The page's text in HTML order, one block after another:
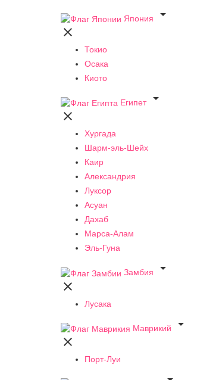
Япония


Токио
Осака
Киото
Египет


Хургада
Шарм-эль-Шейх
Каир
Александрия
Луксор
Асуан
Дахаб
Марса-Алам
Эль-Гуна
Замбия


Лусака
Маврикий


Порт-Луи